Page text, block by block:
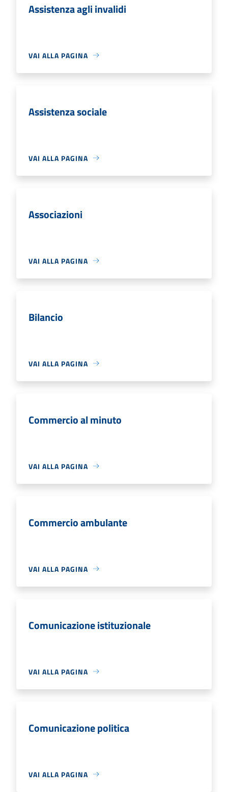
Assistenza agli invalidi
VAI ALLA PAGINA
Assistenza sociale
VAI ALLA PAGINA
Associazioni
VAI ALLA PAGINA
Bilancio
VAI ALLA PAGINA
Commercio al minuto
VAI ALLA PAGINA
Commercio ambulante
VAI ALLA PAGINA
Comunicazione istituzionale
VAI ALLA PAGINA
Comunicazione politica
VAI ALLA PAGINA